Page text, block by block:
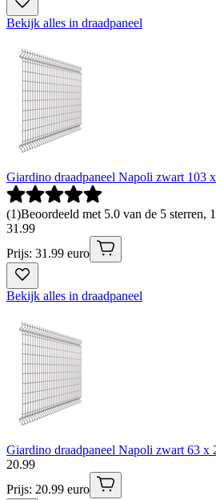
Bekijk alles in draadpaneel
Giardino draadpaneel Napoli zwart 103
(1)Beoordeeld met 5.0 van de 5 sterren,
31 .99
Prijs: 31.99 euro
Bekijk alles in draadpaneel
Giardino draadpaneel Napoli zwart 63 x
20.99
Prijs: 20.99 euro